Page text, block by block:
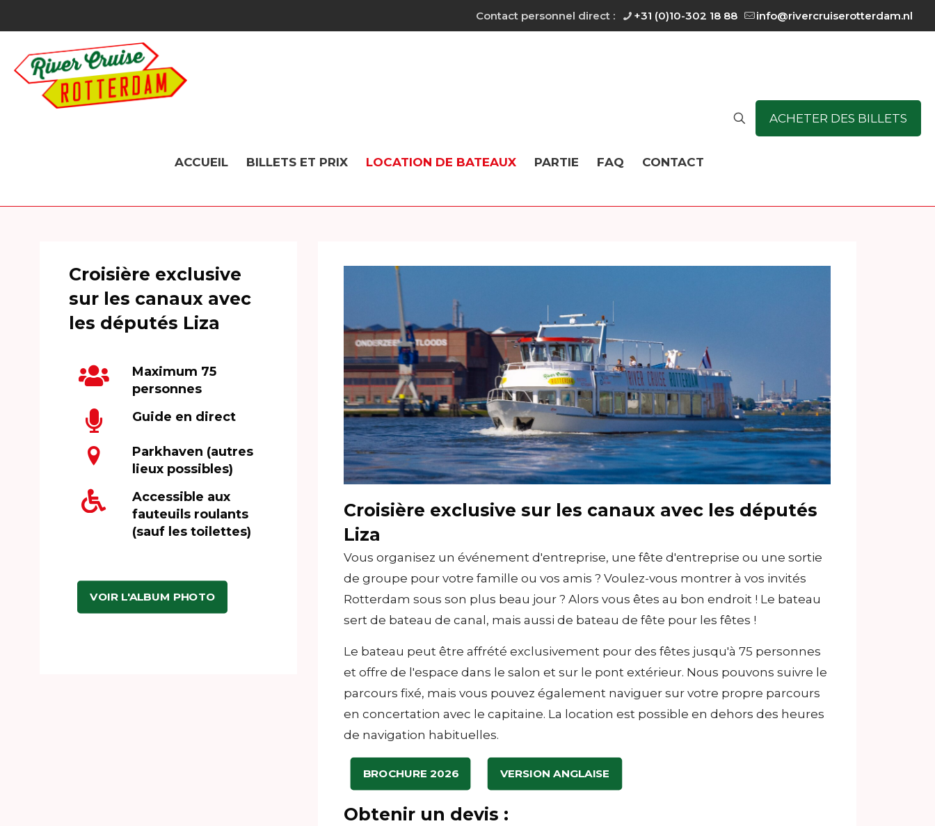
Contact personnel direct : +31 (0)10-302 18 88 info@rivercruiserotterdam.nl
ACCUEIL BILLETS ET PRIX LOCATION DE BATEAUX PARTIE FAQ CONTACT
ACHETER DES BILLETS
Croisière exclusive
sur les canaux avec
les députés Liza
Maximum 75
personnes
Guide en direct
Parkhaven (autres
lieux possibles)
Accessible aux
fauteuils roulants
(sauf les toilettes)
VOIR L'ALBUM PHOTO
Croisière exclusive sur les canaux avec les députés
Liza
Vous organisez un événement d'entreprise, une fête d'entreprise ou une sortie
de groupe pour votre famille ou vos amis ? Voulez-vous montrer à vos invités
Rotterdam sous son plus beau jour ? Alors vous êtes au bon endroit ! Le bateau
sert de bateau de canal, mais aussi de bateau de fête pour les fêtes !
Le bateau peut être affrété exclusivement pour des fêtes jusqu'à 75 personnes
et offre de l'espace dans le salon et sur le pont extérieur. Nous pouvons suivre le
parcours fixé, mais vous pouvez également naviguer sur votre propre parcours
en concertation avec le capitaine. La location est possible en dehors des heures
de navigation habituelles.
BROCHURE 2026 VERSION ANGLAISE
Obtenir un devis :